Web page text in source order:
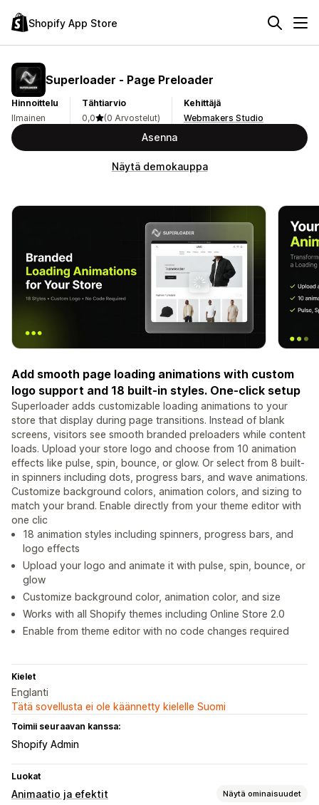
Shopify App Store
Superloader ‑ Page Preloader
Hinnoittelu
Ilmainen
Tähtiarvio
0,0
(0 Arvostelut)
Kehittäjä
Webmakers Studio
Asenna
Näytä demokauppa
Add smooth page loading animations with custom
logo support and 18 built-in styles. One-click setup
Superloader adds customizable loading animations to your
store that display during page transitions. Instead of blank
screens, visitors see smooth branded preloaders while content
loads. Upload your store logo and choose from 10 animation
effects like pulse, spin, bounce, or glow. Or select from 8 built-
in spinners including dots, progress bars, and wave animations.
Customize background colors, animation colors, and sizing to
match your brand. Enable directly from your theme editor with
one clic
18 animation styles including spinners, progress bars, and
logo effects
Upload your logo and animate it with pulse, spin, bounce, or
glow
Customize background color, animation color, and size
Works with all Shopify themes including Online Store 2.0
Enable from theme editor with no code changes required
Kielet
Englanti
Tätä sovellusta ei ole käännetty kielelle Suomi
Toimii seuraavan kanssa:
Shopify Admin
Luokat
Animaatio ja efektit Näytä ominaisuudet